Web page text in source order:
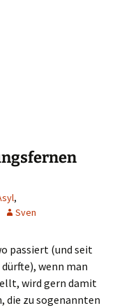
,
Sven
passiert (und seit
wenn man
wird gern damit
die zu sogenannten